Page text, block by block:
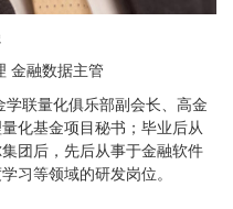
金融数据主管
联量化俱乐部副会长、高金
化基金项目秘书；毕业后从
团后，先后从事于金融软件
习等领域的研发岗位。